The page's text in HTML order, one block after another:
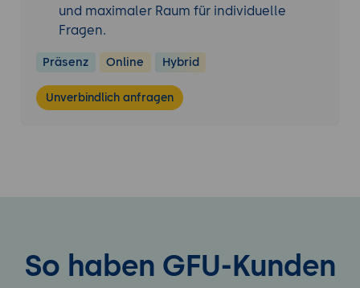
und maximaler Raum für individuelle
Fragen.
Präsenz Online Hybrid
Unverbindlich anfragen
So haben GFU-Kunden